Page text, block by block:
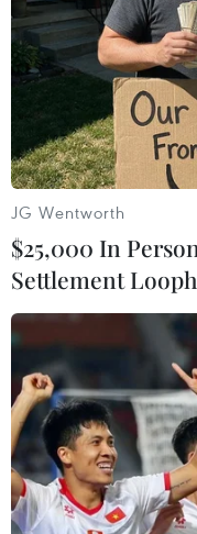
TIN LIÊN QUAN
Phải công khai
viên giáo sư,
JG Wentworth
$25,000 In
Settlement